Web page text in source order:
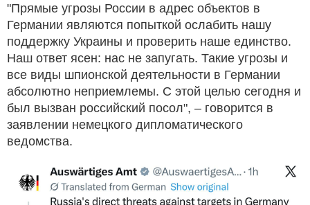
"Прямые угрозы России в адрес объектов в
Германии являются попыткой ослабить нашу
поддержку Украины и проверить наше единство.
Наш ответ ясен: нас не запугать. Такие угрозы и
все виды шпионской деятельности в Германии
абсолютно неприемлемы. С этой целью сегодня и
был вызван российский посол", – говорится в
заявлении немецкого дипломатического
ведомства.